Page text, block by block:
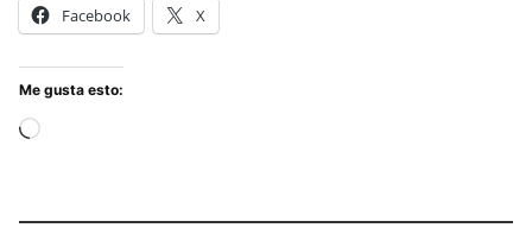
Facebook X
Me gusta esto:
Cargando...